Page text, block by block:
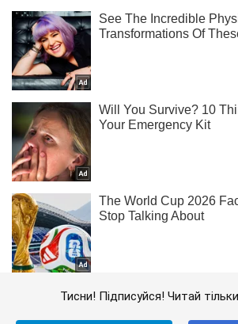
Тисни! Підписуйся! Читай